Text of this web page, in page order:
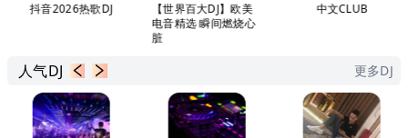
抖音2026热歌DJ
【世界百大DJ】欧美
电音精选 瞬间燃烧心
脏
中文CLUB
人气DJ 更多DJ